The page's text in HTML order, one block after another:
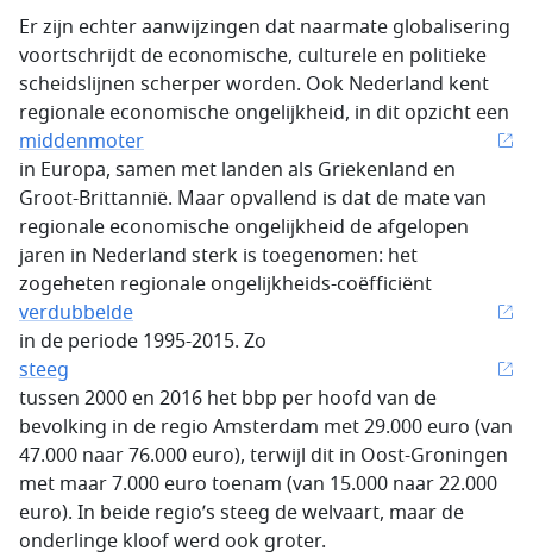
Er zijn echter aanwijzingen dat naarmate globalisering
voortschrijdt de economische, culturele en politieke
scheidslijnen scherper worden. Ook Nederland kent
regionale economische ongelijkheid, in dit opzicht een
middenmoter
in Europa, samen met landen als Griekenland en
Groot-Brittannië. Maar opvallend is dat de mate van
regionale economische ongelijkheid de afgelopen
jaren in Nederland sterk is toegenomen: het
zogeheten regionale ongelijkheids-coëfficiënt
verdubbelde
in de periode 1995-2015. Zo
steeg
tussen 2000 en 2016 het bbp per hoofd van de
bevolking in de regio Amsterdam met 29.000 euro (van
47.000 naar 76.000 euro), terwijl dit in Oost-Groningen
met maar 7.000 euro toenam (van 15.000 naar 22.000
euro). In beide regio’s steeg de welvaart, maar de
onderlinge kloof werd ook groter.